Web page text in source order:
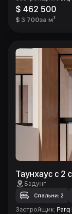
$ 462 500
$ 3 700за м²
Таунхаус с 2
Бадунг
Спальни: 2
Застройщик: